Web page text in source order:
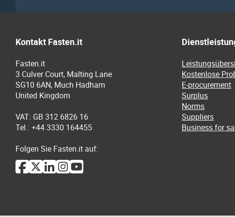
Kontakt Fasten.it
Fasten.it
3 Culver Court, Malting Lane
SG10 6AN, Much Hadham
United Kingdom
VAT: GB 312 6826 16
Tel.: +44 3330 164455
Folgen Sie Fasten.it auf:
Kostenlose
E-procurement
Surplus
Norms
Suppliers
Business for